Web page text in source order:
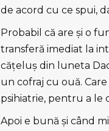
de acord cu ce spui,
Probabil că are şi o
transferă imediat la
căţeluş din luneta
un cofraj cu ouă.
psihiatrie, pentru a le
Apoi e bună şi când